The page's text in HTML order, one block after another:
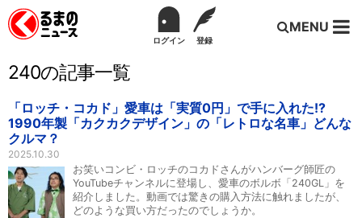
ログイン 登録
MENU
240の記事一覧
「ロッチ・コカド」愛車は「実質0円」で手に入れた!?
1990年製「カクカクデザイン」の「レトロな名車」どんな
クルマ？
2025.10.30
お笑いコンビ・ロッチのコカドさんがハンバーグ師匠の
YouTubeチャンネルに登場し、愛車のボルボ「240GL」を
紹介しました。動画では驚きの購入方法に触れましたが、
どのような買い方だったのでしょうか。